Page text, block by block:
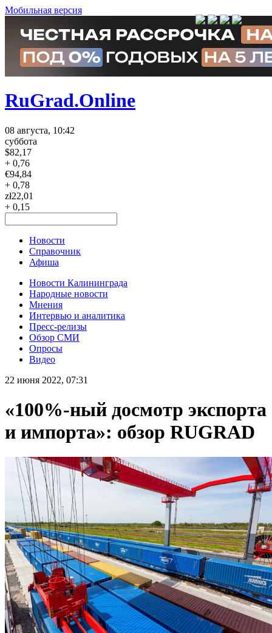
Мобильная версия
RuGrad.Online
08 августа, 10:42
суббота
$82,17
+ 0,76
€94,84
+ 0,78
zł22,01
+ 0,15
Новости
Справочник
Афиша
Новости Калининграда
Народные новости
Мнения
Интервью и аналитика
Пресс-релизы
Обзор СМИ
Опросы
Видео
22 июня 2022, 07:31
«100%-ный досмотр экспорта
и импорта»: обзор RUGRAD